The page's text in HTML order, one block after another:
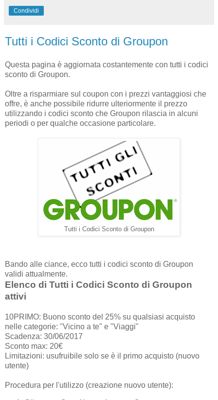
Condividi
Tutti i Codici Sconto di Groupon
Questa pagina è aggiornata costantemente con tutti i codici
sconto di Groupon.
Oltre a risparmiare sul coupon con i prezzi vantaggiosi che
offre, è anche possibile ridurre ulteriormente il prezzo
utilizzando i codici sconto che Groupon rilascia in alcuni
periodi o per qualche occasione particolare.
Tutti i Codici Sconto di Groupon
Bando alle ciance, ecco tutti i codici sconto di Groupon
validi attualmente.
Elenco di Tutti i Codici Sconto di Groupon
attivi
10PRIMO: Buono sconto del 25% su qualsiasi acquisto
nelle categorie: "Vicino a te" e "Viaggi"
Scadenza: 30/06/2017
Sconto max: 20€
Limitazioni: usufruibile solo se è il primo acquisto (nuovo
utente)
Procedura per l'utilizzo (creazione nuovo utente):